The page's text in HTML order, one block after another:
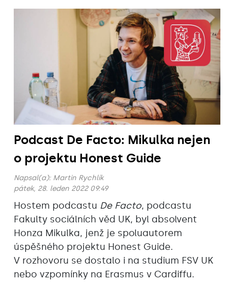
Podcast De Facto: Mikulka nejen
o projektu Honest Guide
Napsal(a): Martin Rychlík
pátek, 28. leden 2022 09:49
Hostem podcastu De Facto, podcastu
Fakulty sociálních věd UK, byl absolvent
Honza Mikulka, jenž je spoluautorem
úspěšného projektu Honest Guide.
V rozhovoru se dostalo i na studium FSV UK
nebo vzpomínky na Erasmus v Cardiffu.